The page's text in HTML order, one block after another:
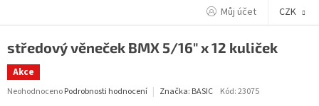
Můj účet CZK
středový věneček BMX 5/16" x 12 kuliček
Akce
Průměrné
NeohodnocenoPodrobnosti hodnocení Značka: BASIC Kód:23075